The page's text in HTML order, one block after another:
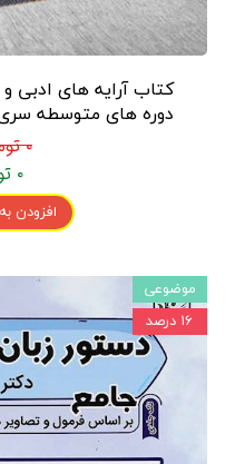
کتاب آرایه های ادبی
دوره های متوسطه
۰ تومان
۰ تومان
افزودن
موضوعی
۱۶ درصد